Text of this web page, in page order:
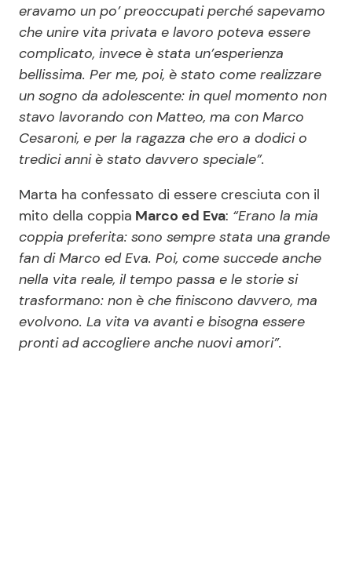
eravamo un po’ preoccupati perché sapevamo
che unire vita privata e lavoro poteva essere
complicato, invece è stata un’esperienza
bellissima. Per me, poi, è stato come realizzare
un sogno da adolescente: in quel momento non
stavo lavorando con Matteo, ma con Marco
Cesaroni, e per la ragazza che ero a dodici o
tredici anni è stato davvero speciale”.
Marta ha confessato di essere cresciuta con il
mito della coppia Marco ed Eva: “Erano la mia
coppia preferita: sono sempre stata una grande
fan di Marco ed Eva. Poi, come succede anche
nella vita reale, il tempo passa e le storie si
trasformano: non è che finiscono davvero, ma
evolvono. La vita va avanti e bisogna essere
pronti ad accogliere anche nuovi amori”.